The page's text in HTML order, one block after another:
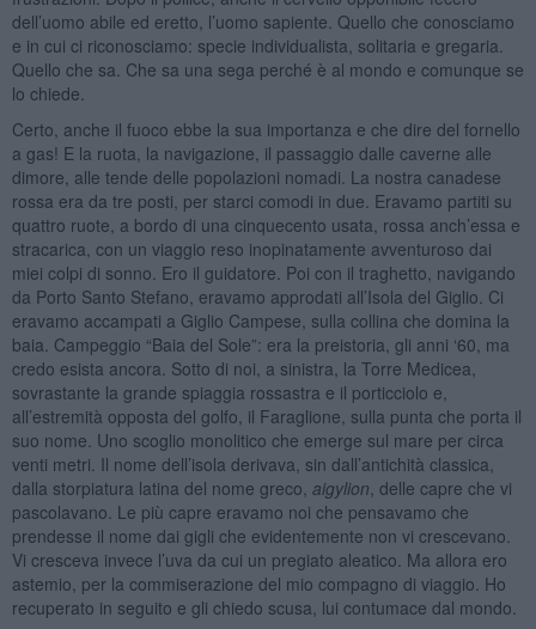
dell’uomo abile ed eretto, l’uomo sapiente. Quello che conosciamo
e in cui ci riconosciamo: specie individualista, solitaria e gregaria.
Quello che sa. Che sa una sega perché è al mondo e comunque se
lo chiede.
Certo, anche il fuoco ebbe la sua importanza e che dire del fornello
a gas! E la ruota, la navigazione, il passaggio dalle caverne alle
dimore, alle tende delle popolazioni nomadi. La nostra canadese
rossa era da tre posti, per starci comodi in due. Eravamo partiti su
quattro ruote, a bordo di una cinquecento usata, rossa anch’essa e
stracarica, con un viaggio reso inopinatamente avventuroso dai
miei colpi di sonno. Ero il guidatore. Poi con il traghetto, navigando
da Porto Santo Stefano, eravamo approdati all’Isola del Giglio. Ci
eravamo accampati a Giglio Campese, sulla collina che domina la
baia. Campeggio “Baia del Sole”: era la preistoria, gli anni ‘60, ma
credo esista ancora. Sotto di noi, a sinistra, la Torre Medicea,
sovrastante la grande spiaggia rossastra e il porticciolo e,
all’estremità opposta del golfo, il Faraglione, sulla punta che porta il
suo nome. Uno scoglio monolitico che emerge sul mare per circa
venti metri. Il nome dell’isola derivava, sin dall’antichità classica,
dalla storpiatura latina del nome greco, aigylion , delle capre che vi
pascolavano. Le più capre eravamo noi che pensavamo che
prendesse il nome dai gigli che evidentemente non vi crescevano.
Vi cresceva invece l’uva da cui un pregiato aleatico. Ma allora ero
astemio, per la commiserazione del mio compagno di viaggio. Ho
recuperato in seguito e gli chiedo scusa, lui contumace dal mondo.